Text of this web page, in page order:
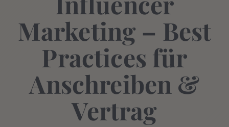
Marketing – Best
Practices für
Anschreiben &
Vertrag